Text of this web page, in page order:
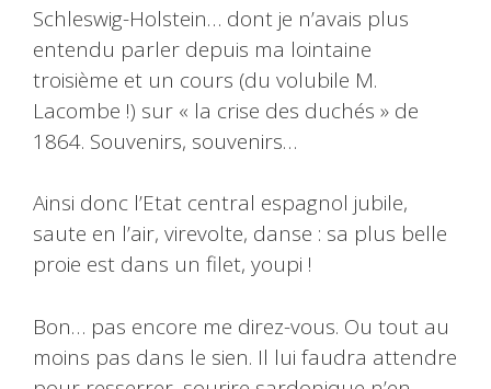
Schleswig-Holstein… dont je n’avais plus
entendu parler depuis ma lointaine
troisième et un cours (du volubile M.
Lacombe !) sur « la crise des duchés » de
1864. Souvenirs, souvenirs…
Ainsi donc l’Etat central espagnol jubile,
saute en l’air, virevolte, danse : sa plus belle
proie est dans un filet, youpi !
Bon… pas encore me direz-vous. Ou tout au
moins pas dans le sien. Il lui faudra attendre